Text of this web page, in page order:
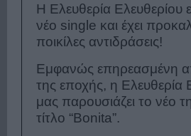
Η Ελευθερία Ελευθερίου
νέο single και έχει
ποικίλες αντιδράσεις!
Εμφανώς επηρεασμένη
της εποχής, η Ελευθερία
μας παρουσιάζει το νέο
τίτλο “Bonita”.